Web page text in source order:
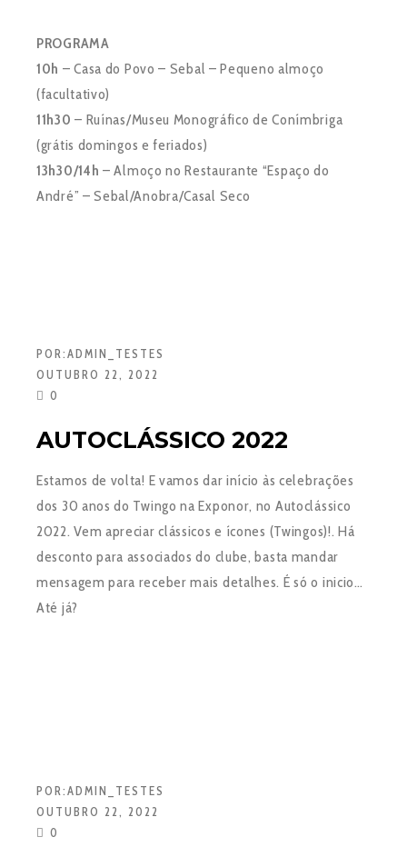
PROGRAMA
10h – Casa do Povo – Sebal – Pequeno almoço
(facultativo)
11h30– Ruínas/Museu Monográfico de Conímbriga
(grátis domingos e feriados)
13h30/14h – Almoço no Restaurante “Espaço do
André” – Sebal/Anobra/Casal Seco
POR:ADMIN_TESTES
OUTUBRO 22, 2022
0
AUTOCLÁSSICO 2022
Estamos de volta! E vamos dar início às celebrações
dos 30 anos do Twingo na Exponor, no Autoclássico
2022. Vem apreciar clássicos e ícones (Twingos)!. Há
desconto para associados do clube, basta mandar
mensagem para receber mais detalhes. É só o inicio…
Até já?
POR:ADMIN_TESTES
OUTUBRO 22, 2022
0